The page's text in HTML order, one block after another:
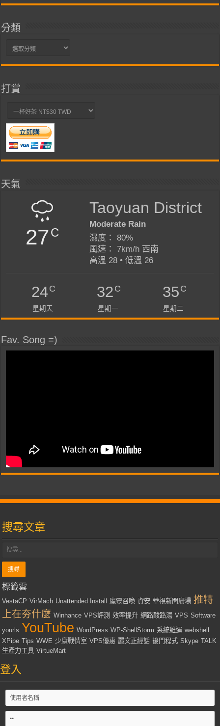
分類
分
打賞
天氣
27C
Taoyuan District
Moderate Rain
濕度： 80%
風速： 7km/h 西南
高溫 28 • 低溫 26
24C
星期天
32C
星期一
35C
星期二
Fav. Song =)
搜尋文章
標籤雲
VestaCP VirMach Unattended Install 魔靈召喚 資安 華視新聞廣場 推特
上在夯什麼 Winhance VPS評測 效率提升 網路酸路湯 VPS Software
yourls YouTube WordPress WP-ShellStorm 系統維運 webshell
XPipe Tips WWE 少康戰情室 VPS優惠 麗文正經話 後門程式 Skype TALK
生產力工具 VirtueMart
登入